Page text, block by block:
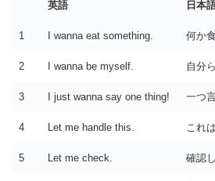
英語 日本
1 I wanna eat something. 何か
2 I wanna be myself. 自分
3 I just wanna say one thing! 一つ
4 Let me handle this. これ
5 Let me check. 確認